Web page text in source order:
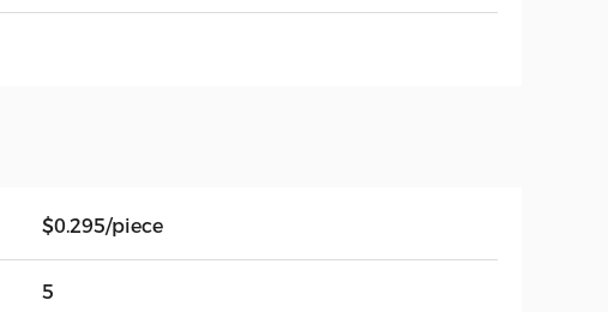
$0.295/piece
5